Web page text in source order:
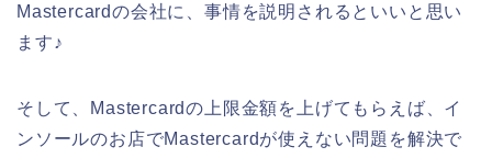
Mastercardの会社に、事情を説明されるといいと思い
ます♪
そして、Mastercardの上限金額を上げてもらえば、イ
ンソールのお店でMastercardが使えない問題を解決で